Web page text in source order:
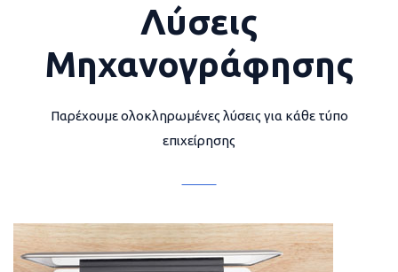
Λύσεις
Μηχανογράφησης
Παρέχουμε ολοκληρωμένες λύσεις για κάθε τύπο
επιχείρησης